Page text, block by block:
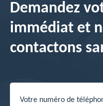
Demandez
immédiat et
contactons